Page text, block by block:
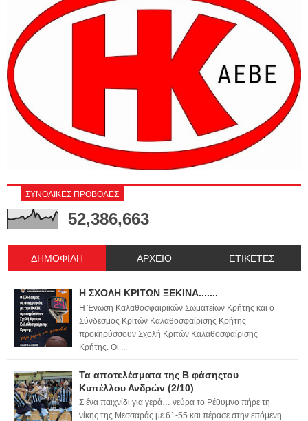
ΣΥΝΟΛΙΚΕΣ ΠΡΟΒΟΛΕΣ
52,386,663
ΔΗΜΟΦΙΛΗ ΑΡΧΕΙΟ ΕΤΙΚΕΤΕΣ
Η ΣΧΟΛΗ ΚΡΙΤΩΝ ΞΕΚΙΝΑ.......
Η Ένωση Καλαθοσφαιρικών Σωματείων Κρήτης και ο
Σύνδεσμος Κριτών Καλαθοσφαίρισης Κρήτης
προκηρύσσουν Σχολή Κριτών Καλαθοσφαίρισης
Κρήτης. Οι ...
Τα αποτελέσματα της Β φάσηςτου
Κυπέλλου Ανδρών (2/10)
Σ ένα παιχνίδι για γερά… νεύρα το Ρέθυμνο πήρε τη
νίκης της Μεσσαράς με 61-55 και πέρασε στην επόμενη